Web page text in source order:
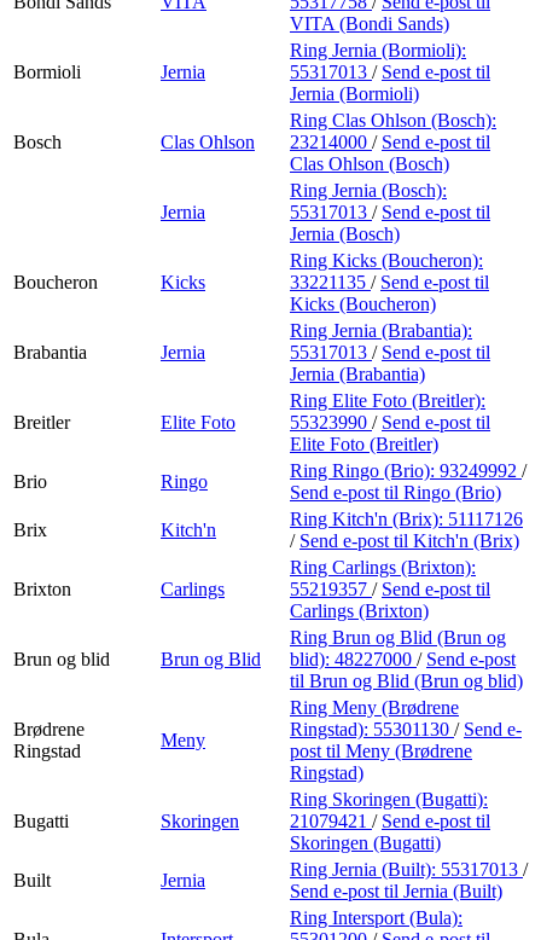
VITA (Bondi Sands)
Bormioli Jernia
Ring Jernia (Bormioli):
55317013 / Send e-post til
Jernia (Bormioli)
Bosch Clas Ohlson
Ring Clas Ohlson (Bosch):
23214000 / Send e-post til
Clas Ohlson (Bosch)
Jernia
Ring Jernia (Bosch):
55317013 / Send e-post til
Jernia (Bosch)
Boucheron Kicks
Ring Kicks (Boucheron):
33221135 / Send e-post til
Kicks (Boucheron)
Brabantia Jernia
Ring Jernia (Brabantia):
55317013 / Send e-post til
Jernia (Brabantia)
Breitler Elite Foto
Ring Elite Foto (Breitler):
55323990 / Send e-post til
Elite Foto (Breitler)
Brio
Ringo
Ring Ringo (Brio): 93249992 /
Send e-post til Ringo (Brio)
Brix
Kitch'n
Ring Kitch'n (Brix): 51117126
/ Send e-post til Kitch'n (Brix)
Brixton Carlings
Ring Carlings (Brixton):
55219357 / Send e-post til
Carlings (Brixton)
Brun og blid Brun og Blid
Ring Brun og Blid (Brun og
blid): 48227000 / Send e-post
til Brun og Blid (Brun og blid)
Brødrene
Ringstad
Meny
Ring Meny (Brødrene
Ringstad): 55301130 / Send e-
post til Meny (Brødrene
Ringstad)
Bugatti Skoringen
Ring Skoringen (Bugatti):
21079421 / Send e-post til
Skoringen (Bugatti)
Built
Jernia
Ring Jernia (Built): 55317013 /
Send e-post til Jernia (Built)
Ring Intersport (Bula):